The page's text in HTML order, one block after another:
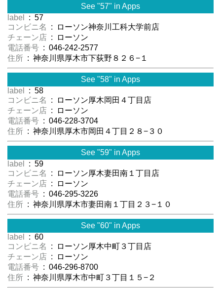
See "57" in Apps
label
: 57
コンビニ名
: ローソン神奈川工科大学前店
チェーン店 : ローソン
電話番号 : 046-242-2577
住所 : 神奈川県厚木市下荻野８２６−１
See "58" in Apps
label
: 58
コンビニ名
: ローソン厚木岡田４丁目店
チェーン店 : ローソン
電話番号 : 046-228-3704
住所 : 神奈川県厚木市岡田４丁目２８−３０
See "59" in Apps
label
: 59
コンビニ名
: ローソン厚木妻田南１丁目店
チェーン店 : ローソン
電話番号 : 046-295-3226
住所 : 神奈川県厚木市妻田南１丁目２３−１０
See "60" in Apps
label
: 60
コンビニ名
: ローソン厚木中町３丁目店
チェーン店 : ローソン
電話番号 : 046-296-8700
住所 : 神奈川県厚木市中町３丁目１５−２